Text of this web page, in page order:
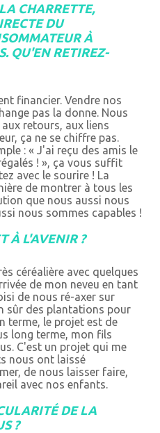
CHARRETTE,
DU
À
QU'EN RETIREZ-
financier. Vendre nos
pas la donne. Nous
retours, aux liens
ça ne se chiffre pas.
: « J'ai reçu des amis le
! », ça vous suffit
avec le sourire ! La
de montrer à tous les
que nous aussi nous
nous sommes capables !
À L'AVENIR ?
céréalière avec quelques
de mon neveu en tant
de nous ré-axer sur
sûr des plantations pour
terme, le projet est de
long terme, mon fils
C'est un projet qui me
nous ont laissé
de nous laisser faire,
avec nos enfants.
DE LA
?